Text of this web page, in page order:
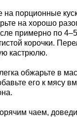
на порционные
на хорошо
примерно по
корочки.
кастрюлю.
обжарьте в
его к мясу
чаем,